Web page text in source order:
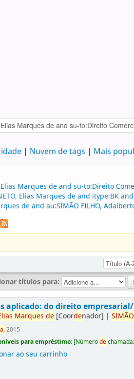
Nuvem de tags Mais
Marques de and su-to:Direito
Elias Marques de and itype:BK
de and au:SIMÃO FILHO,
títulos para:
aplicado: do direito empresarial/
Marques de [Coordenador] |SIMÃO
2015
para empréstimo: [Númerode
ao seu carrinho